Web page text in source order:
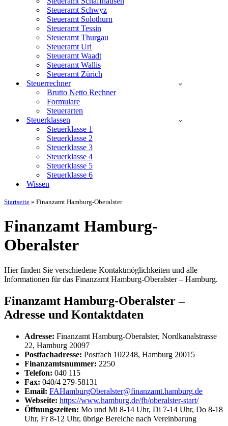
Steueramt Schwyz
Steueramt Solothurn
Steueramt Tessin
Steueramt Thurgau
Steueramt Uri
Steueramt Waadt
Steueramt Wallis
Steueramt Zürich
Steuerrechner
Brutto Netto Rechner
Formulare
Steuerarten
Steuerklassen
Steuerklasse 1
Steuerklasse 2
Steuerklasse 3
Steuerklasse 4
Steuerklasse 5
Steuerklasse 6
Wissen
Startseite » Finanzamt Hamburg-Oberalster
Finanzamt Hamburg-
Oberalster
Hier finden Sie verschiedene Kontaktmöglichkeiten und alle
Informationen für das Finanzamt Hamburg-Oberalster – Hamburg.
Finanzamt Hamburg-Oberalster –
Adresse und Kontaktdaten
Adresse: Finanzamt Hamburg-Oberalster, Nordkanalstrasse
22, Hamburg 20097
Postfachadresse: Postfach 102248, Hamburg 20015
Finanzamtsnummer: 2250
Telefon: 040 115
Fax: 040/4 279-58131
Email: FAHamburgOberalster@finanzamt.hamburg.de
Webseite: https://www.hamburg.de/fb/oberalster-start/
Öffnungszeiten: Mo und Mi 8-14 Uhr, Di 7-14 Uhr, Do 8-18
Uhr, Fr 8-12 Uhr, übrige Bereiche nach Vereinbarung